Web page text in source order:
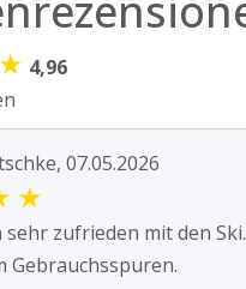
★ 4,96
07.05.2026
★
zufrieden mit den
Gebrauchsspuren.